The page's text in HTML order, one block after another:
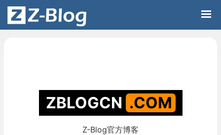
Z-Blog官方博客